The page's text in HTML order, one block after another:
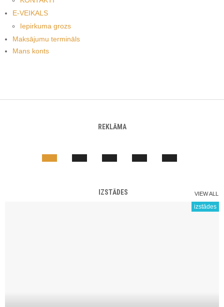
E-VEIKALS
Iepirkuma grozs
Maksājumu termināls
Mans konts
REKLĀMA
IZSTĀDES VIEW ALL
izstādes